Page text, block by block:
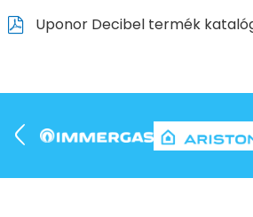
Uponor Decibel termék